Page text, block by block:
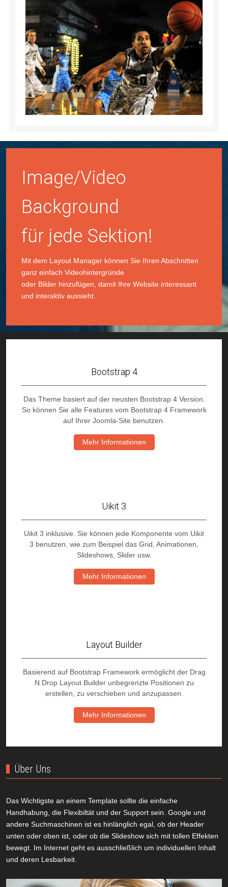
Image/Video
Background
für jede Sektion!
Mit dem Layout Manager können Sie Ihren Abschnitten
ganz einfach Videohintergründe
oder Bilder hinzufügen, damit Ihre Website interessant
und interaktiv aussieht.
Bootstrap 4
Das Theme basiert auf der neusten Bootstrap 4 Version.
So können Sie alle Features vom Bootstrap 4 Framework
auf Ihrer Joomla-Site benutzen.
Mehr Informationen
Uikit 3
Uikit 3 inklusive. Sie können jede Komponente vom Uikit
3 benutzen, wie zum Beispiel das Grid, Animationen,
Slideshows, Slider usw.
Mehr Informationen
Layout Builder
Basierend auf Bootstrap Framework ermöglicht der Drag
N Drop Layout Builder unbegrenzte Positionen zu
erstellen, zu verschieben und anzupassen.
Mehr Informationen
Über Uns
Das Wichtigste an einem Template sollte die einfache
Handhabung, die Flexibiltät und der Support sein. Google und
andere Suchmaschinen ist es hinlänglich egal, ob der Header
unten oder oben ist, oder ob die Slideshow sich mit tollen Effekten
bewegt. Im Internet geht es ausschließlich um individuellen Inhalt
und deren Lesbarkeit.